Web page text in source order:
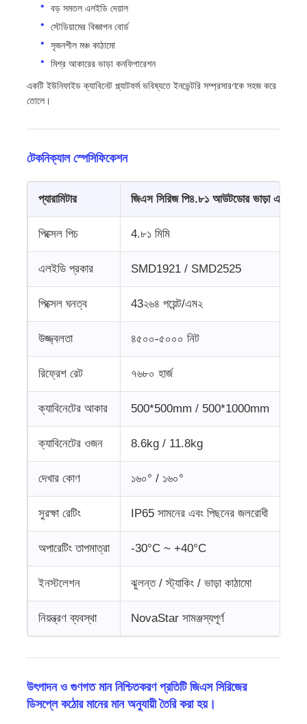
বড় সমতল এলইডি দেয়াল
স্টেডিয়ামের বিজ্ঞাপন বোর্ড
সৃজনশীল মঞ্চ কাঠামো
মিশ্র আকারের ভাড়া কনফিগারেশন
একটি ইউনিফাইড ক্যাবিনেট প্ল্যাটফর্ম ভবিষ্যতে ইনভেন্টরি সম্প্রসারণকে সহজ করে
তোলে।
টেকনিক্যাল স্পেসিফিকেশন
প্যারামিটার জিএস সিরিজ পি৪.৮১ আউটডোর ভাড়া এলইডি
পিক্সেল পিচ 4.৮১ মিমি
এলইডি প্রকার SMD1921 / SMD2525
পিক্সেল ঘনত্ব 43২৬৪ পয়েন্ট/এম২
উজ্জ্বলতা ৪৫০০-৫০০০ নিট
রিফ্রেশ রেট ৭৬৮০ হার্জ
ক্যাবিনেটের আকার 500*500mm / 500*1000mm
ক্যাবিনেটের ওজন 8.6kg / 11.8kg
দেখার কোণ ১৬০° / ১৬০°
সুরক্ষা রেটিং IP65 সামনের এবং পিছনের জলরোধী
অপারেটিং তাপমাত্রা -30°C ~ +40°C
ইনস্টলেশন ঝুলন্ত / স্ট্যাকিং / ভাড়া কাঠামো
নিয়ন্ত্রণ ব্যবস্থা NovaStar সামঞ্জস্যপূর্ণ
উৎপাদন ও গুণগত মান নিশ্চিতকরণ প্রতিটি জিএস সিরিজের
ডিসপ্লে কঠোর মানের মান অনুযায়ী তৈরি করা হয়।